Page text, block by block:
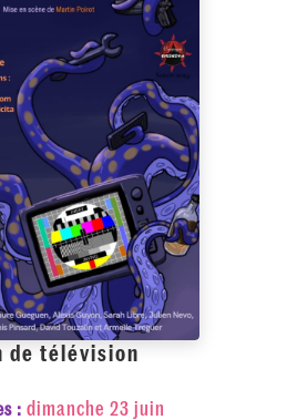
de télévision
: dimanche 23 juin